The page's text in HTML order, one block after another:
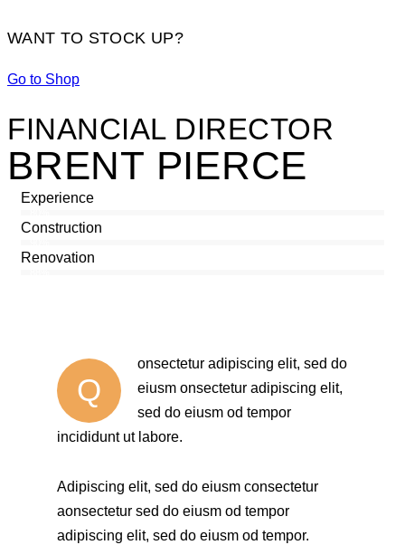
WANT TO STOCK UP?
Go to Shop
FINANCIAL DIRECTOR
BRENT PIERCE
Experience
Construction
Renovation
Q
onsectetur adipiscing elit, sed do
eiusm onsectetur adipiscing elit,
sed do eiusm od tempor
incididunt ut labore.
Adipiscing elit, sed do eiusm consectetur
aonsectetur sed do eiusm od tempor
adipiscing elit, sed do eiusm od tempor.